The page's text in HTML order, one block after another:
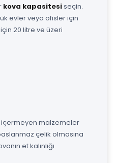
kova kapasitesiseçin.
evler veya ofisler için
20 litre ve üzeri
içermeyen malzemeler
çelik olmasına
et kalınlığı